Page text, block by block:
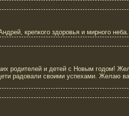
крепкого здоровья и мирного неба.
родителей и детей с Новым годом!
радовали своими успехами. Желаю